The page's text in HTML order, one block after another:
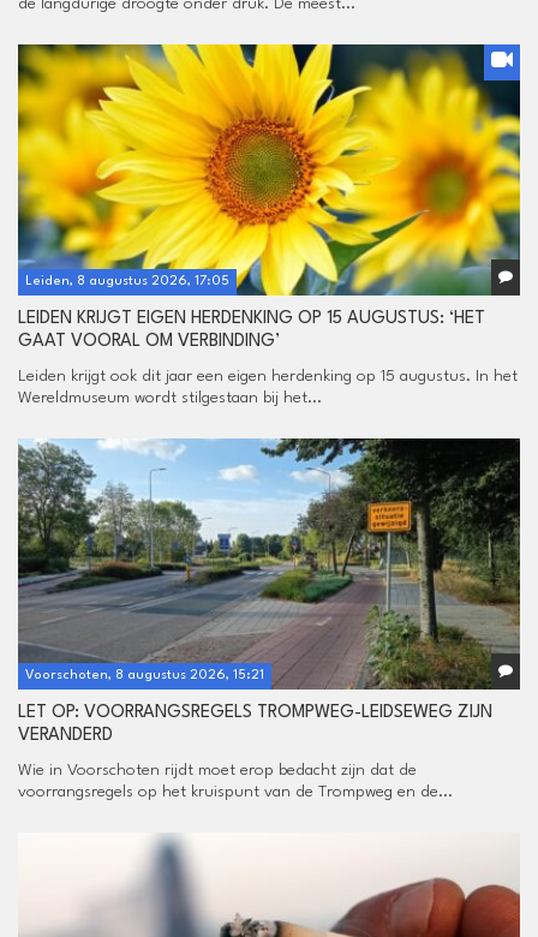
de langdurige droogte onder druk. De meest...
Leiden, 8 augustus 2026, 17:05
LEIDEN KRIJGT EIGEN HERDENKING OP 15 AUGUSTUS: ‘HET
GAAT VOORAL OM VERBINDING’
Leiden krijgt ook dit jaar een eigen herdenking op 15 augustus. In het
Wereldmuseum wordt stilgestaan bij het...
Voorschoten, 8 augustus 2026, 15:21
LET OP: VOORRANGSREGELS TROMPWEG-LEIDSEWEG ZIJN
VERANDERD
Wie in Voorschoten rijdt moet erop bedacht zijn dat de
voorrangsregels op het kruispunt van de Trompweg en de...